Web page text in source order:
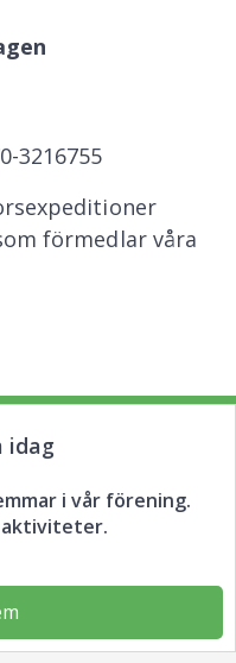
3216755
förmedlar våra
idag
i vår förening.
aktiviteter.